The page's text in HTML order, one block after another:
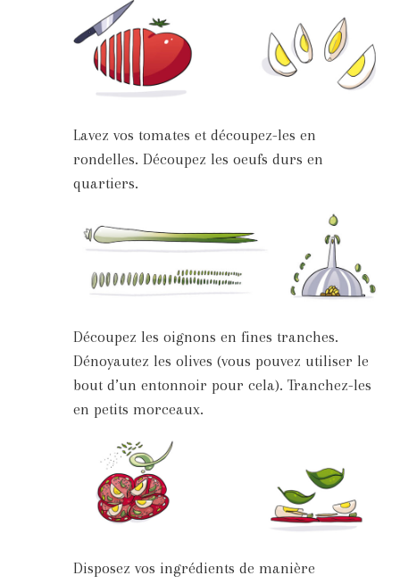
Lavez vos tomates et découpez-les en
rondelles. Découpez les oeufs durs en
quartiers.
Découpez les oignons en fines tranches.
Dénoyautez les olives (vous pouvez utiliser le
bout d’un entonnoir pour cela). Tranchez-les
en petits morceaux.
Disposez vos ingrédients de manière